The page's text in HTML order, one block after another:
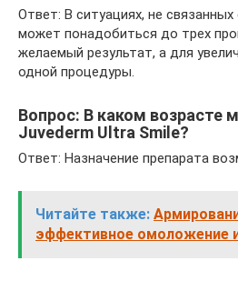
Ответ: В ситуациях, не связанных
может понадобиться до трех
желаемый результат, а для
одной процедуры.
Вопрос: В каком возрасте
Juvederm Ultra Smile?
Ответ: Назначение препарата
Читайте также:
эффективное омоложение